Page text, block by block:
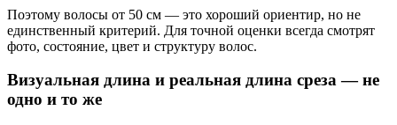
Поэтому волосы от 50 см — это хороший ориентир, но не
единственный критерий. Для точной оценки всегда смотрят
фото, состояние, цвет и структуру волос.
Визуальная длина и реальная длина среза — не
одно и то же